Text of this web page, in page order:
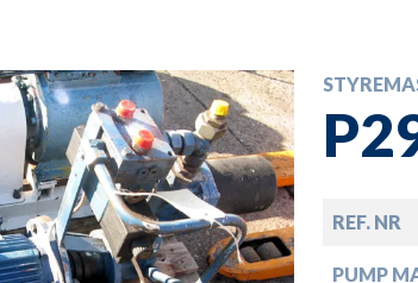
REF. NR
PUMP